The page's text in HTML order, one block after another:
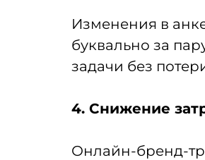
Изменения в
буквально за
задачи без
4. Снижение
Онлайн-бренд-